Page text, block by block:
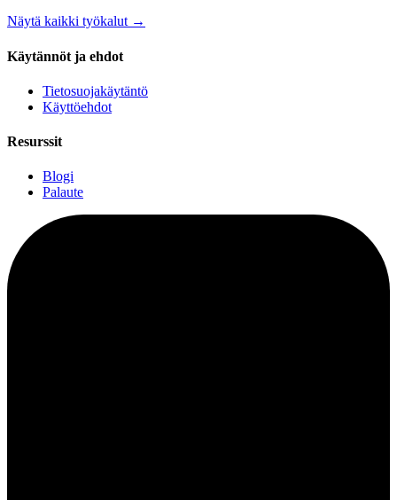
Näytä kaikki työkalut →
Käytännöt ja ehdot
Tietosuojakäytäntö
Käyttöehdot
Resurssit
Blogi
Palaute